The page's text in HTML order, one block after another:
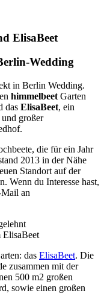
ElisaBeet
Wedding
in Berlin Wedding.
himmelbeet Garten
das ElisaBeet, ein
großer
die für ein Jahr
2013 in der Nähe
Standort auf der
Wenn du Interesse hast,
an
das ElisaBeet. Die
zusammen mit der
500 m2 großen
sowie einen großen